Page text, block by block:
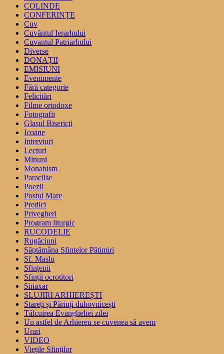
COLINDE
CONFERINȚE
Cuv
Cuvântul Ierarhului
Cuvantul Patriarhului
Diverse
DONAȚII
EMISIUNI
Evenimente
Fără categorie
Felicitări
Filme ortodoxe
Fotografii
Glasul Bisericii
Icoane
Interviuri
Lecturi
Minuni
Monahism
Paraclise
Poezii
Postul Mare
Predici
Privegheri
Program liturgic
RUCODELIE
Rugăciuni
Săptămâna Sfintelor Pătimiri
Sf. Maslu
Sfințenii
Sfinții ocrotitori
Sinaxar
SLUJIRI ARHIEREȘTI
Stareți și Părinți duhovnicești
Tâlcuirea Evangheliei zilei
Un astfel de Arhiereu se cuvenea să avem
Urari
VIDEO
Viețile Sfinților